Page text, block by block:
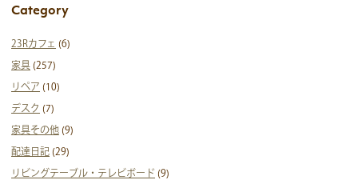
Category
23Rカフェ (6)
家具 (257)
リペア (10)
デスク (7)
家具その他 (9)
配達日記 (29)
リビングテーブル・テレビボード (9)